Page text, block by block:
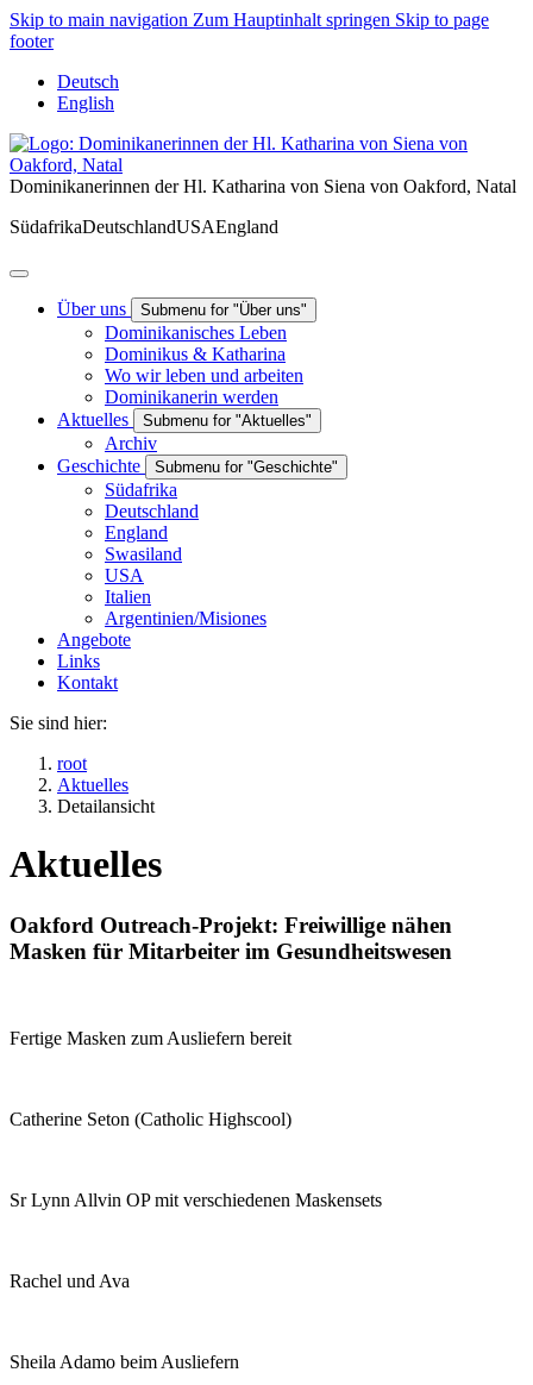
Skip to main navigation Zum Hauptinhalt springen Skip to page
footer
Deutsch
English
Dominikanerinnen der Hl. Katharina von Siena von Oakford, Natal
SüdafrikaDeutschlandUSAEngland
Über uns Submenu for "Über uns"
Dominikanisches Leben
Dominikus & Katharina
Wo wir leben und arbeiten
Dominikanerin werden
Aktuelles
Submenu for "Aktuelles"
Archiv
Geschichte
Submenu for "Geschichte"
Südafrika
Deutschland
England
Swasiland
USA
Italien
Argentinien/Misiones
Angebote
Links
Kontakt
Sie sind hier:
root
Aktuelles
Detailansicht
Aktuelles
Oakford Outreach-Projekt: Freiwillige nähen
Masken für Mitarbeiter im Gesundheitswesen
Fertige Masken zum Ausliefern bereit
Catherine Seton (Catholic Highscool)
Sr Lynn Allvin OP mit verschiedenen Maskensets
Rachel und Ava
Sheila Adamo beim Ausliefern